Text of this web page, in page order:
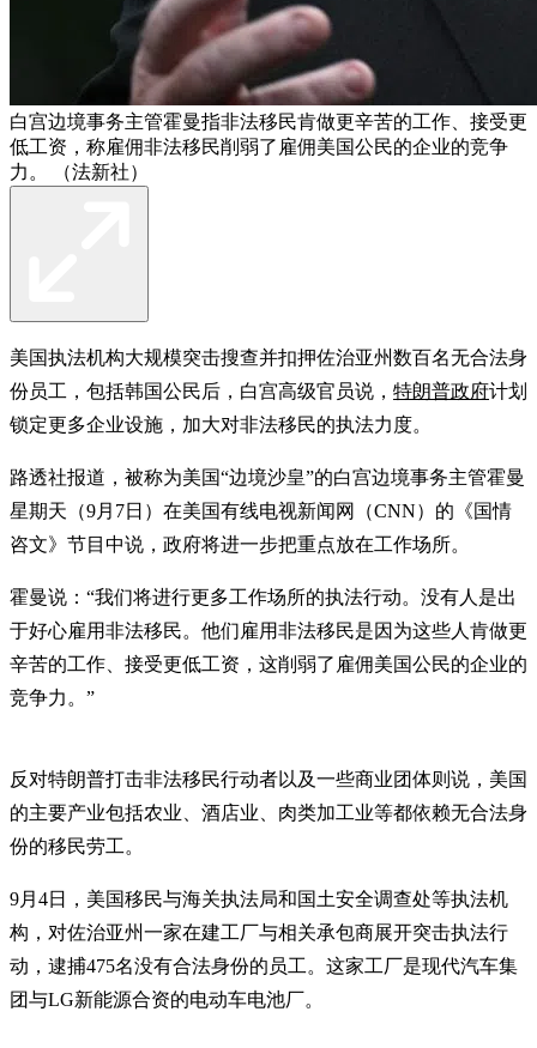
白宫边境事务主管霍曼指非法移民肯做更辛苦的工作、接受更
低工资，称雇佣非法移民削弱了雇佣美国公民的企业的竞争
力。 （法新社）
美国执法机构大规模突击搜查并扣押佐治亚州数百名无合法身
份员工，包括韩国公民后，白宫高级官员说， 特朗普政府计划
锁定更多企业设施，加大对非法移民的执法力度。
路透社报道，被称为美国“边境沙皇”的白宫边境事务主管霍曼
星期天（9月7日）在美国有线电视新闻网（CNN）的《国情
咨文》节目中说，政府将进一步把重点放在工作场所。
霍曼说：“我们将进行更多工作场所的执法行动。没有人是出
于好心雇用非法移民。他们雇用非法移民是因为这些人肯做更
辛苦的工作、接受更低工资，这削弱了雇佣美国公民的企业的
竞争力。”
反对特朗普打击非法移民行动者以及一些商业团体则说，美国
的主要产业包括农业、酒店业、肉类加工业等都依赖无合法身
份的移民劳工。
9月4日，美国移民与海关执法局和国土安全调查处等执法机
构，对佐治亚州一家在建工厂与相关承包商展开突击执法行
动，逮捕475名没有合法身份的员工。这家工厂是现代汽车集
团与LG新能源合资的电动车电池厂。